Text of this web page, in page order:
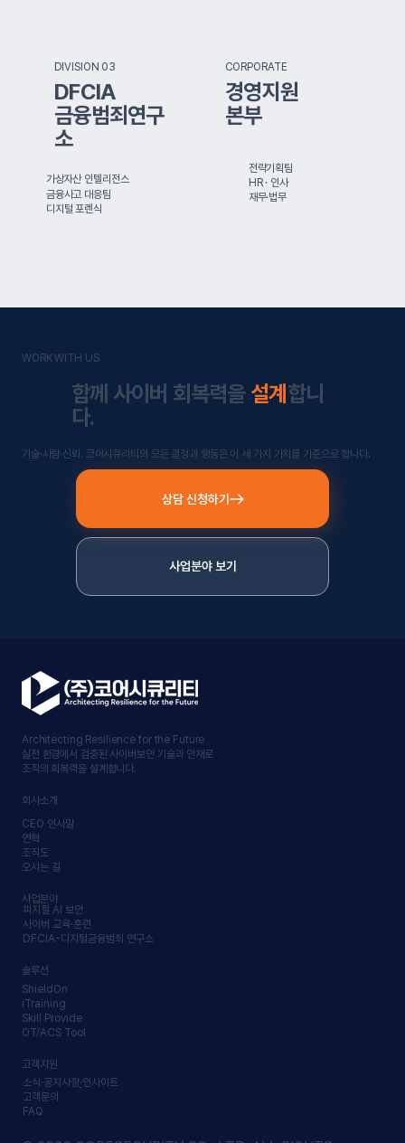
가상자산 인텔리전스
금융사고 대응팀
디지털 포렌식
DIVISION 03
DFCIA
금융범죄연구
소
전략기획팀
HR · 인사
재무·법무
CORPORATE
경영지원
본부
WORK WITH US
함께 사이버 회복력을 설계 합니
다.
기술·사람·신뢰. 코어시큐리티의 모든 결정과 행동은 이 세 가지 가치를 기준으로 합니다.
상담 신청하기
사업분야 보기
Architecting Resilience for the Future
실전 환경에서 검증된 사이버보안 기술과 인재로
조직의 회복력을 설계합니다.
회사소개
CEO 인사말
연혁
조직도
오시는 길
사업분야
피지컬 AI 보안
사이버 교육·훈련
DFCIA-디지털금융범죄 연구소
솔루션
ShieldOn
iTraining
Skill Provide
OT/ACS Tool
고객지원
소식·공지사항·인사이트
고객문의
FAQ